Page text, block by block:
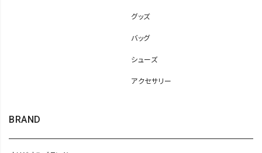
グッズ
バッグ
シューズ
アクセサリー
BRAND